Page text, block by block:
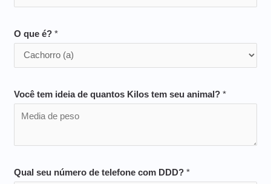
O que é?*
Você tem ideia de quantos Kilos tem seu animal?*
Qual seu número de telefone com DDD?*